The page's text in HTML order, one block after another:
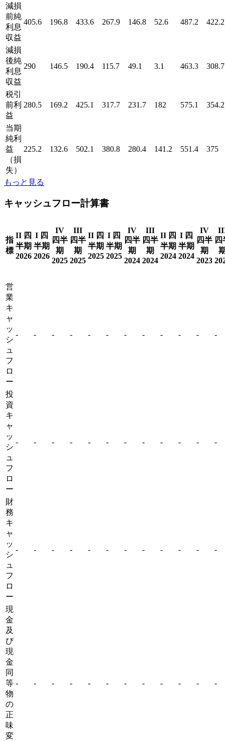
減損
前純
利息
収益
405.6 196.8 433.6 267.9 146.8 52.6 487.2 422.2
減損
後純
利息
収益
290 146.5 190.4 115.7 49.1 3.1 463.3 308.7
税引
前利
益
280.5 169.2 425.1 317.7 231.7 182 575.1 354.2
当期
純利
益
（損
失）
225.2 132.6 502.1 380.8 280.4 141.2 551.4 375
もっと見る
キャッシュフロー計算書
指
標
II 四
半期
2026
I 四
半期
2026
IV
四半
期
2025
III
四半
期
2025
II 四
半期
2025
I 四
半期
2025
IV
四半
期
2024
III
四半
期
2024
II 四
半期
2024
I 四
半期
2024
IV
四半
期
2023
四
営
業
キ
ャ
ッ
シ
ュ
フ
ロ
ー
- - - - - - - - - - - -
投
資
キ
ャ
ッ
シ
ュ
フ
ロ
ー
- - - - - - - - - - - -
財
務
キ
ャ
ッ
シ
ュ
フ
ロ
ー
- - - - - - - - - - - -
現
金
及
び
現
金
同
等
物
の
正
味
変
- - - - - - - - - - - -